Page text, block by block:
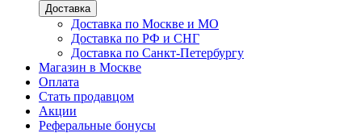
Доставка
Доставка по Москве и МО
Доставка по РФ и СНГ
Доставка по Санкт-Петербургу
Магазин в Москве
Оплата
Стать продавцом
Акции
Реферальные бонусы